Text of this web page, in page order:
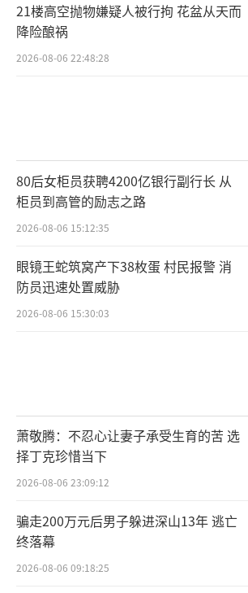
21楼高空抛物嫌疑人被行拘 花盆从天而
降险酿祸
2026-08-06 22:48:28
80后女柜员获聘4200亿银行副行长 从
柜员到高管的励志之路
2026-08-06 15:12:35
眼镜王蛇筑窝产下38枚蛋 村民报警 消
防员迅速处置威胁
2026-08-06 15:30:03
萧敬腾：不忍心让妻子承受生育的苦 选
择丁克珍惜当下
2026-08-06 23:09:12
骗走200万元后男子躲进深山13年 逃亡
终落幕
2026-08-06 09:18:25